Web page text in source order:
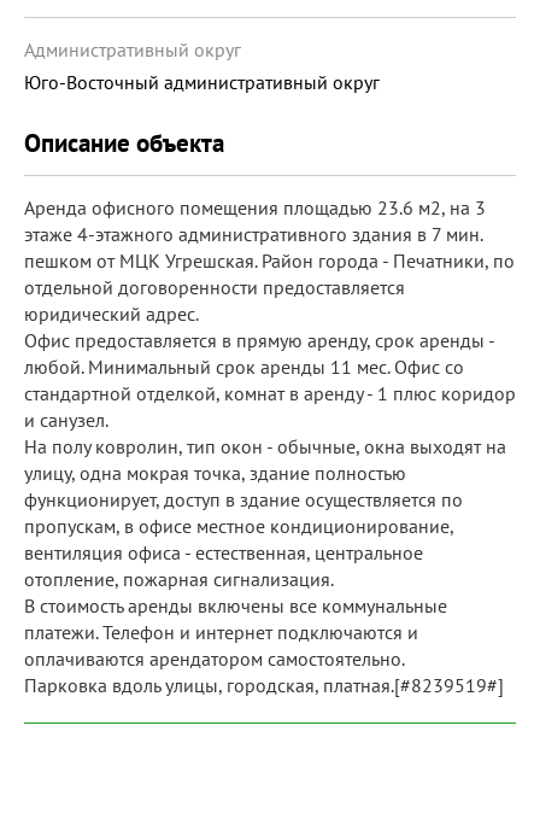
Административный округ
Юго-Восточный административный округ
Описание объекта
Аренда офисного помещения площадью 23.6 м2, на 3
этаже 4-этажного административного здания в 7 мин.
пешком от МЦК Угрешская. Район города - Печатники, по
отдельной договоренности предоставляется
юридический адрес.
Офис предоставляется в прямую аренду, срок аренды -
любой. Минимальный срок аренды 11 мес. Офис со
стандартной отделкой, комнат в аренду - 1 плюс коридор
и санузел.
На полу ковролин, тип окон - обычные, окна выходят на
улицу, одна мокрая точка, здание полностью
функционирует, доступ в здание осуществляется по
пропускам, в офисе местное кондиционирование,
вентиляция офиса - естественная, центральное
отопление, пожарная сигнализация.
В стоимость аренды включены все коммунальные
платежи. Телефон и интернет подключаются и
оплачиваются арендатором самостоятельно.
Парковка вдоль улицы, городская, платная.[#8239519#]